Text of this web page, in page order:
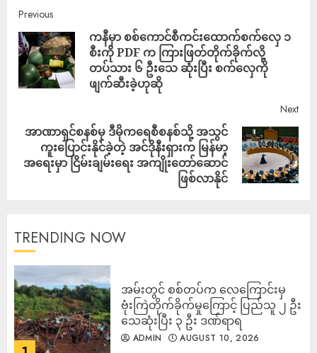
Previous
ကနီမှာ စစ်ကောင်စီကင်းထောက်စက်လှေ ၁
စီးကို PDF က ကြားဖြတ်တိုက်ခိုက်လို့
တပ်သား ၆ ဦးသေ ဆုံးပြီး စက်လှေကို
ဖျက်ဆီးခဲ့ဟုဆို
Next
အာဏာရှင်စနစ်မှ ဒီမိုကရေစီစနစ်သို့ အသွင်
ကူးပြောင်းနိုင်ခဲ့တဲ့ အင်ဒိုနီးရှားက မြန်မာ့
အရေးမှာ ငြိမ်းချမ်းရေး အကျိုးတော်ဆောင်
ဖြစ်လာနိုင်
TRENDING NOW
‎အမ်းတွင် စစ်တပ်က လေကြောင်းမှ
ဗုံးကြဲတိုက်ခိုက်မှုကြောင့် ပြည်သူ ၂ ဦး
သေဆုံးပြီး ၃ ဦး ဒဏ်ရာရ
ADMIN AUGUST 10, 2026